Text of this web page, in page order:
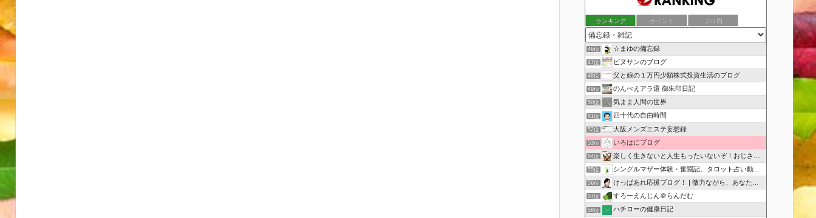
ランキング ポイント ブロ画
46位 ☆まゆの備忘録
47位 ピヌサンのブログ
48位 父と娘の１万円少額株式投資生活のブログ
49位 のんべえアラ還 御朱印日記
50位 気まま人間の世界
51位 四十代の自由時間
52位 大阪メンズエステ妄想録
53位 いろはにブログ
54位 楽しく生きないと人生もったいないぞ！おじさんのブログ
55位 シングルマザー体験・奮闘記。タロット占い動画も配信中。
56位 けっぱあれ応援ブログ！ | 微力ながら、あなたを応援！
57位 すろーえんじん＠らんだむ
58位 ハチローの健康日記